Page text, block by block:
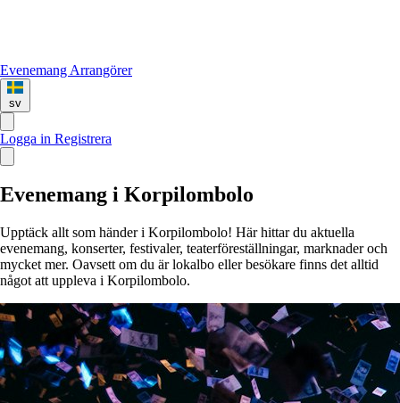
Evenemang Arrangörer
sv
Logga in Registrera
Evenemang i Korpilombolo
Upptäck allt som händer i Korpilombolo! Här hittar du aktuella
evenemang, konserter, festivaler, teaterföreställningar, marknader och
mycket mer. Oavsett om du är lokalbo eller besökare finns det alltid
något att uppleva i Korpilombolo.